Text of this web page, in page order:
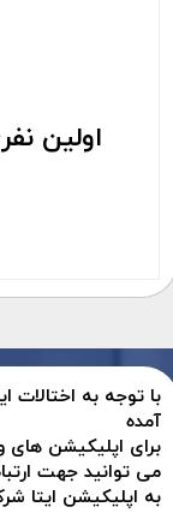
اولین
با توجه به اختالات
آمده
برای اپلیکیشن های
می توانید جهت
به اپلیکیشن ایتا